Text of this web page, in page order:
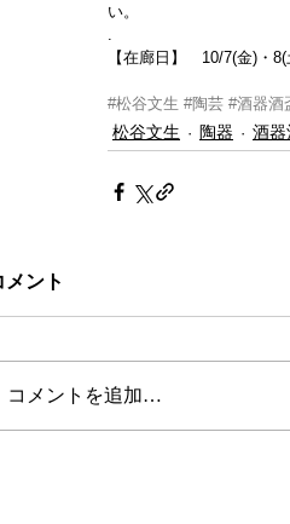
い。
.
【在廊日】　10/7(金)・
#松谷文生 #陶芸 #酒器酒
松谷文生 陶器 酒器
メント
コメントを追加…